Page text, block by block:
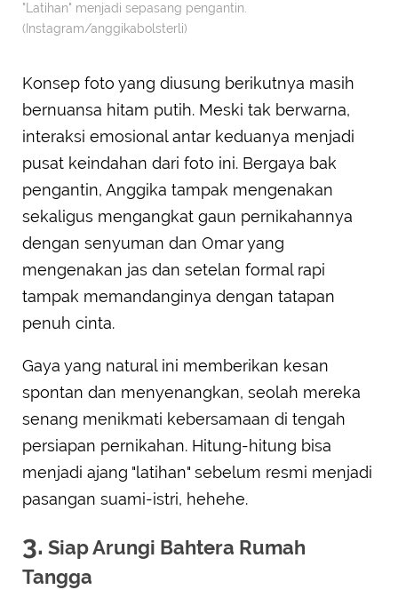
"Latihan" menjadi sepasang pengantin.
(Instagram/anggikabolsterli)
Konsep foto yang diusung berikutnya masih
bernuansa hitam putih. Meski tak berwarna,
interaksi emosional antar keduanya menjadi
pusat keindahan dari foto ini. Bergaya bak
pengantin, Anggika tampak mengenakan
sekaligus mengangkat gaun pernikahannya
dengan senyuman dan Omar yang
mengenakan jas dan setelan formal rapi
tampak memandanginya dengan tatapan
penuh cinta.
Gaya yang natural ini memberikan kesan
spontan dan menyenangkan, seolah mereka
senang menikmati kebersamaan di tengah
persiapan pernikahan. Hitung-hitung bisa
menjadi ajang "latihan" sebelum resmi menjadi
pasangan suami-istri, hehehe.
3. Siap Arungi Bahtera Rumah
Tangga